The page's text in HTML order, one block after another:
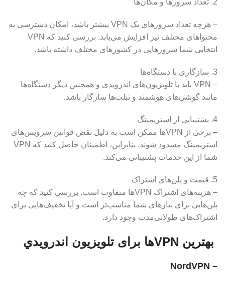
2. تعداد سرورها و مکان‌ها
– هرچه تعداد سرورهای یک VPN بیشتر باشد، امکان دسترسی به
محتواهای مختلف نیز افزایش می‌یابد. بررسی کنید که VPN
انتخابی شما سرورهایی در کشورهای مختلف داشته باشد.
3. سازگاری با دستگاه‌ها
– VPN باید با تلویزیون‌های اندرویدی و همچنین دیگر دستگاه‌ها
مانند گوشی‌های هوشمند و تبلت‌ها سازگار باشد.
4. پشتیبانی از استریمینگ
– برخی از VPNها ممکن است به دلیل نقض قوانین سرویس‌های
استریمینگ مسدود شوند. بنابراین، اطمینان حاصل کنید که VPN
شما از این خدمات پشتیبانی می‌کند.
5. قیمت و پلن‌های اشتراک
– هزینه‌های اشتراک VPNها متفاوت است. بررسی کنید که چه
پلن‌هایی برای نیازهای شما مناسب‌تر است و آیا تخفیف‌هایی برای
اشتراک‌های طولانی‌مدت وجود دارد.
بهترین VPNها برای تلویزیون اندرويدي
– NordVPN